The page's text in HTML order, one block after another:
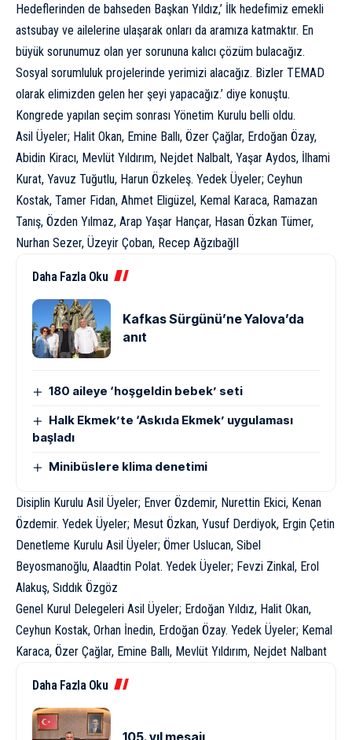
Hedeflerinden de bahseden Başkan Yıldız,’ İlk hedefimiz emekli
astsubay ve ailelerine ulaşarak onları da aramıza katmaktır. En
büyük sorunumuz olan yer sorununa kalıcı çözüm bulacağız.
Sosyal sorumluluk projelerinde yerimizi alacağız. Bizler TEMAD
olarak elimizden gelen her şeyi yapacağız.’ diye konuştu.
Kongrede yapılan seçim sonrası Yönetim Kurulu belli oldu.
Asil Üyeler; Halit Okan, Emine Ballı, Özer Çağlar, Erdoğan Özay,
Abidin Kiracı, Mevlüt Yıldırım, Nejdet Nalbalt, Yaşar Aydos, İlhami
Kurat, Yavuz Tuğutlu, Harun Özkeleş. Yedek Üyeler; Ceyhun
Kostak, Tamer Fidan, Ahmet Eligüzel, Kemal Karaca, Ramazan
Tanış, Özden Yılmaz, Arap Yaşar Hançar, Hasan Özkan Tümer,
Nurhan Sezer, Üzeyir Çoban, Recep AğzıbağlI
Daha Fazla Oku
Kafkas Sürgünü’ne Yalova’da
anıt
180 aileye ‘hoşgeldin bebek’ seti
Halk Ekmek’te ‘Askıda Ekmek’ uygulaması
başladı
Minibüslere klima denetimi
Disiplin Kurulu Asil Üyeler; Enver Özdemir, Nurettin Ekici, Kenan
Özdemir. Yedek Üyeler; Mesut Özkan, Yusuf Derdiyok, Ergin Çetin
Denetleme Kurulu Asil Üyeler; Ömer Uslucan, Sibel
Beyosmanoğlu, Alaadtin Polat. Yedek Üyeler; Fevzi Zinkal, Erol
Alakuş, Sıddık Özgöz
Genel Kurul Delegeleri Asil Üyeler; Erdoğan Yıldız, Halit Okan,
Ceyhun Kostak, Orhan İnedin, Erdoğan Özay. Yedek Üyeler; Kemal
Karaca, Özer Çağlar, Emine Ballı, Mevlüt Yıldırım, Nejdet Nalbant
Daha Fazla Oku
105. yıl mesajı